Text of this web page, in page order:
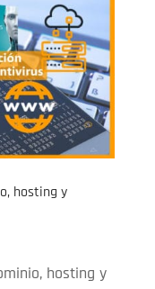
hosting y
hosting y